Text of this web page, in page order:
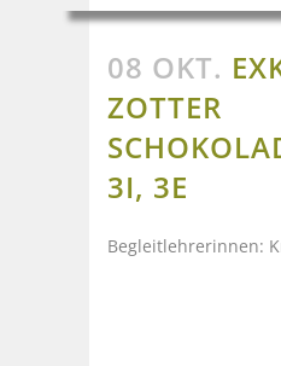
08 OKT.
ZOTTER
3I, 3E
Begleitlehrerinnen: